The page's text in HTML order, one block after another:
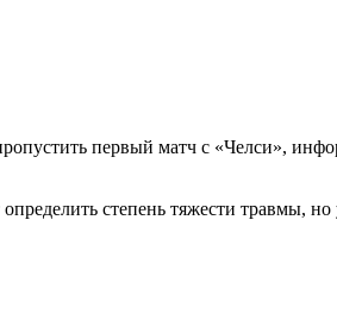
первый матч с «Челси»,
степень тяжести травмы,